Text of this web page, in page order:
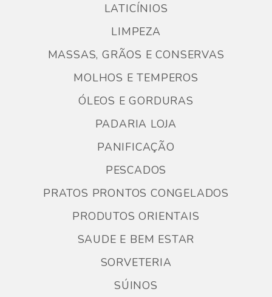
LATICÍNIOS
LIMPEZA
MASSAS, GRÃOS E CONSERVAS
MOLHOS E TEMPEROS
ÓLEOS E GORDURAS
PADARIA LOJA
PANIFICAÇÃO
PESCADOS
PRATOS PRONTOS CONGELADOS
PRODUTOS ORIENTAIS
SAUDE E BEM ESTAR
SORVETERIA
SÚINOS